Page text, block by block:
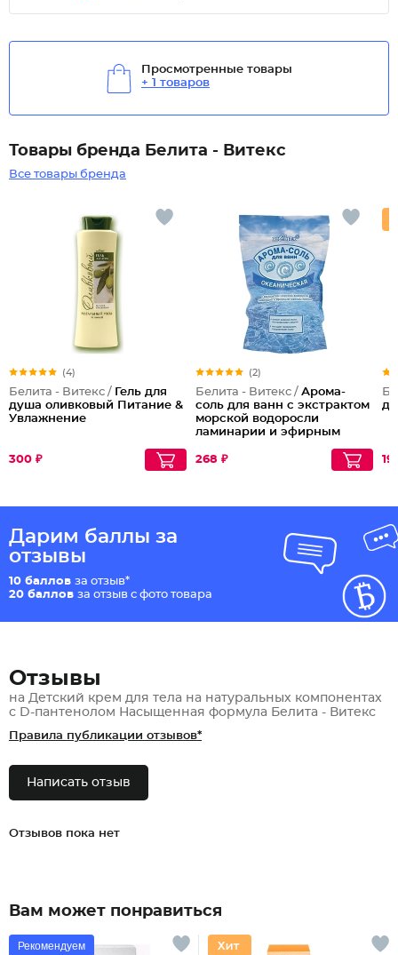
Просмотренные товары
+ 1 товаров
Товары бренда Белита - Витекс
Все товары бренда
(4)
Белита - Витекс / Гель для
душа оливковый Питание &
Увлажнение
300 ₽
(2)
Белита - Витекс / Арома-
соль для ванн с экстрактом
морской водоросли
ламинарии и эфирным
Океаническая
268 ₽
Дарим баллы за
отзывы
10 баллов за отзыв*
20 баллов за отзыв с фото товара
Отзывы
на Детский крем для тела на натуральных компонентах
с D-пантенолом Насыщенная формула Белита - Витекс
Правила публикации отзывов*
Написать отзыв
Отзывов пока нет
Вам может понравиться
Рекомендуем